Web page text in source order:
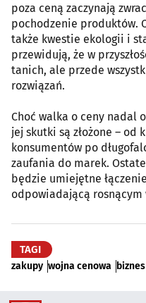
poza ceną zaczynają
pochodzenie produktów.
także kwestie ekologii i
przewidują, że w
tanich, ale przede
rozwiązań.
Choć walka o ceny nadal
jej skutki są złożone –
konsumentów po
zaufania do marek.
będzie umiejętne
odpowiadającą
TAGI
zakupy wojna cenowa biznes